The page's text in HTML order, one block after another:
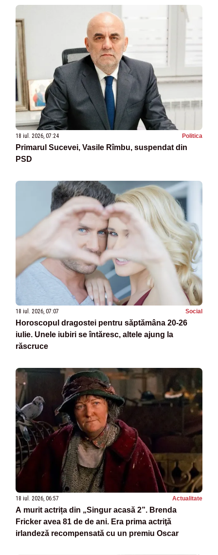
18 iul. 2026, 07:24 Politica
Primarul Sucevei, Vasile Rîmbu, suspendat din
PSD
18 iul. 2026, 07:07 Social
Horoscopul dragostei pentru săptămâna 20-26
iulie. Unele iubiri se întăresc, altele ajung la
răscruce
18 iul. 2026, 06:57 Actualitate
A murit actrița din „Singur acasă 2”. Brenda
Fricker avea 81 de de ani. Era prima actriţă
irlandeză recompensată cu un premiu Oscar